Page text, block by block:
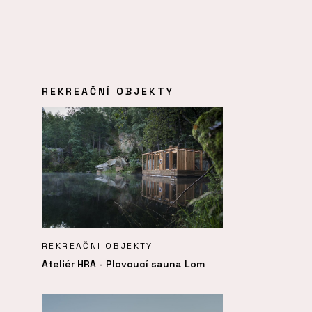
REKREAČNÍ OBJEKTY
REKREAČNÍ OBJEKTY
Ateliér HRA - Plovoucí sauna Lom